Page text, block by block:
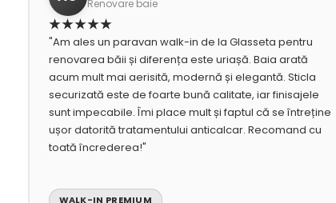
Renovare baie
★★★★★
"Am ales un paravan walk-in de la Glasseta pentru
renovarea băii și diferența este uriașă. Baia arată
acum mult mai aerisită, modernă și elegantă. Sticla
securizată este de foarte bună calitate, iar finisajele
sunt impecabile. Îmi place mult și faptul că se întreține
ușor datorită tratamentului anticalcar. Recomand cu
toată încrederea!"
WALK-IN PREMIUM